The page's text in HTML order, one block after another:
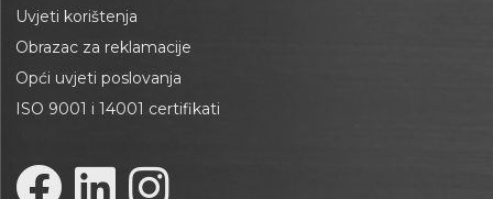
Uvjeti korištenja
Obrazac za reklamacije
Opći uvjeti poslovanja
ISO 9001 i 14001 certifikati